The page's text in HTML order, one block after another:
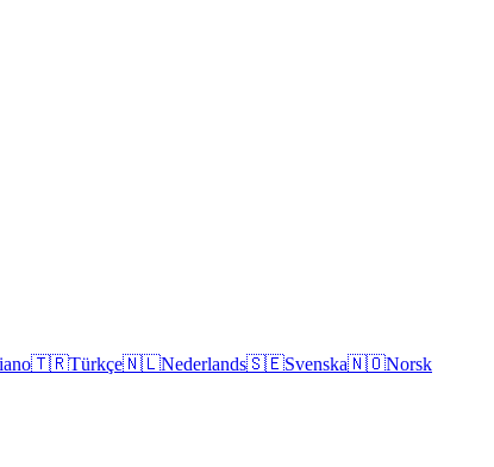
🇹🇷Türkçe🇳🇱Nederlands🇸🇪Svenska🇳🇴Norsk